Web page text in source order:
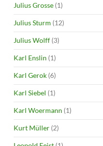
Julius Grosse (1)
Julius Sturm (12)
Julius Wolff (3)
Karl Enslin (1)
Karl Gerok (6)
Karl Siebel (1)
Karl Woermann (1)
Kurt Müller (2)